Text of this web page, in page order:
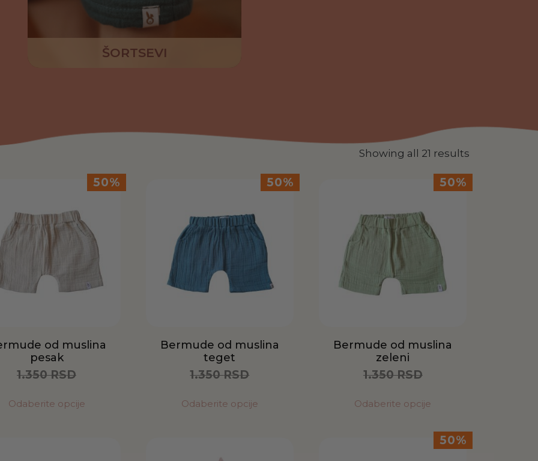
ŠORTSEVI
Showing all 21 results
50%
od muslina
pesak
1.350RSD
Odaberite opcije
50%
Bermude od muslina
teget
1.350RSD
Odaberite opcije
50%
Bermude od muslina
zeleni
1.350RSD
Odaberite opcije
50%